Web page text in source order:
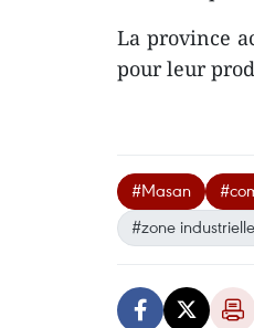
La province
pour leur
#Masan
#zone